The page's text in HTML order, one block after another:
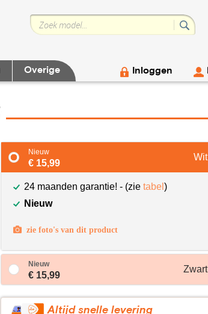
Overige Inloggen
Nieuw
€ 15,99
Wit
24 maanden garantie! - (zie tabel )
Nieuw
zie foto's van dit product
Nieuw
€ 15,99
Zwart
Altijd snelle levering